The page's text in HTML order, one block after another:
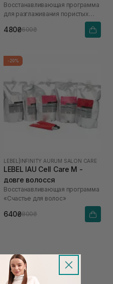
Восстанавливающая программа
для разглаживания пористых
волос «Счастье для волос»
480₴600₴
-20%
LEBEL INFINITY AURUM SALON CARE
LEBEL IAU Cell Care M -
довге волосся
Восстанавливающая программа
«Счастье для волос»
640₴800₴